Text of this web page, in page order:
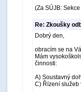
(Za SÚJB:
Re: Zkoušky
Dobrý den,
obracím se na
Mám
činnosti:
A) Soustavný
C) Řízení služeb